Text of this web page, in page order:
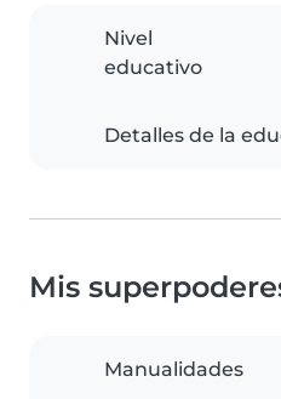
Nivel
educativo
Detalles de la
Mis
Manualidades